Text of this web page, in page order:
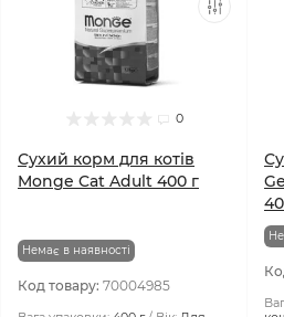
0
Сухий корм для котів
Monge Cat Adult 400 г
Немає в наявності
Код товару: 70004985